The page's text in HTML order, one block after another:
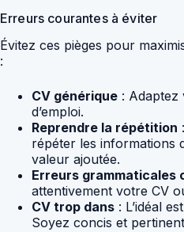
Erreurs courantes à éviter
Évitez ces pièges pour
:
CV générique : Adaptez
d’emploi.
Reprendre la répétition
répéter les informations
valeur ajoutée.
Erreurs grammaticales
attentivement votre CV
CV trop dans : L’idéal
Soyez concis et